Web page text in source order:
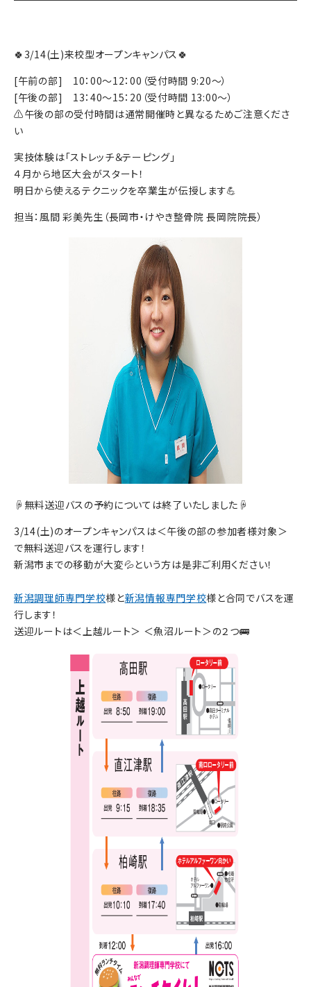
🍀3/14(土)来校型オープンキャンパス🍀
[午前の部] 10：00～12：00（受付時間 9:20～）
[午後の部] 13：40～15：20（受付時間 13:00～）
⚠️午後の部の受付時間は通常開催時と異なるためご注意くださ
い
実技体験は「ストレッチ＆テーピング」
４月から地区大会がスタート！
明日から使えるテクニックを卒業生が伝授します💪
担当：風間 彩美先生（長岡市・けやき整骨院 長岡院院長）
☟無料送迎バスの予約については終了いたしました☟
3/14(土)のオープンキャンパスは＜午後の部の参加者様対象＞
で無料送迎バスを運行します！
新潟市までの移動が大変💦という方は是非ご利用ください！
新潟調理師専門学校様と新潟情報専門学校様と合同でバスを運
行します！
送迎ルートは＜上越ルート＞ ＜魚沼ルート＞の２つ🚌